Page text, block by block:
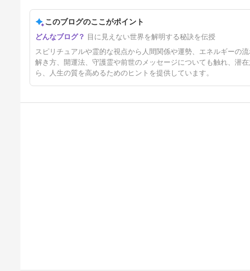
このブログのここがポイント
目に見えない世界を解明する秘訣を伝授
スピリチュアルや霊的な視点から人間関係や運勢、エネルギーの
解き方、開運法、守護霊や前世のメッセージについても触れ、潜
ら、人生の質を高めるためのヒントを提供しています。